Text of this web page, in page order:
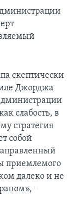
скептически
Джорджа
слабость, в
стратегия
собой
приемлемого
далеко и не
–